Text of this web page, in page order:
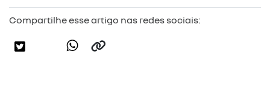
Compartilhe esse artigo nas redes sociais: